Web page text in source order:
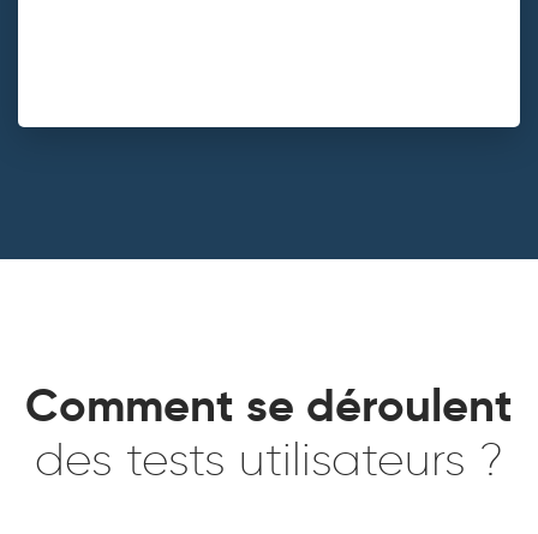
Comment se déroulent
des tests utilisateurs ?